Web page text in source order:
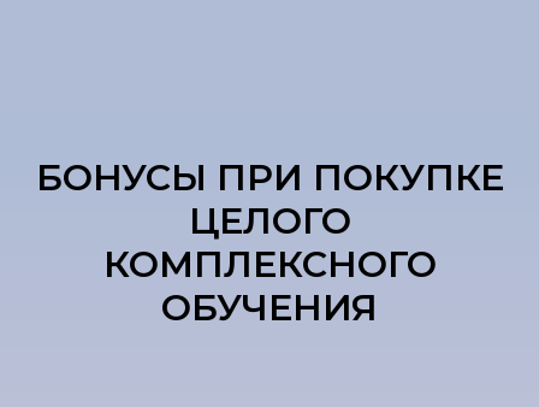
БОНУСЫ ПРИ ПОКУПКЕ
ЦЕЛОГО
КОМПЛЕКСНОГО
ОБУЧЕНИЯ